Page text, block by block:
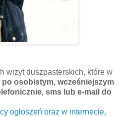
wizyt duszpasterskich, które w
osobistym, wcześniejszym
sms lub e-mail do
ogłoszeń oraz w internecie,